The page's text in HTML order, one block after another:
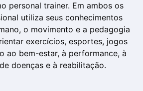
personal trainer. Em ambos os
utiliza seus conhecimentos
o movimento e a pedagogia
exercícios, esportes, jogos
ao bem-estar, à performance, à
doenças e à reabilitação.